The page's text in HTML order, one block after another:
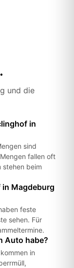
und die
in
sind
fallen oft
stehen beim
Magdeburg
feste
sehen. Für
Auto habe?
in